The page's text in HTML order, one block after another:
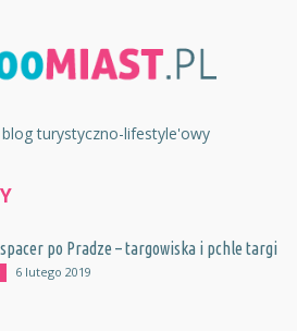
turystyczno-lifestyle'owy
po Pradze – targowiska i pchle targi
6 lutego 2019